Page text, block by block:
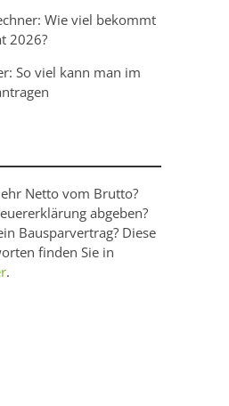
Wie viel bekommt
2026?
So viel kann man im
Netto vom Brutto?
abgeben?
Bausparvertrag? Diese
finden Sie in
.